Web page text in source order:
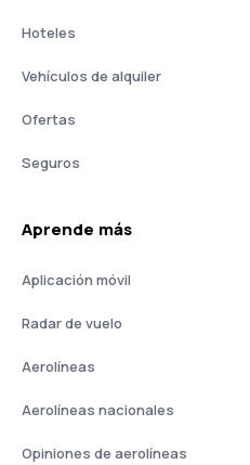
Hoteles
Vehículos de alquiler
Ofertas
Seguros
Aprende más
Aplicación móvil
Radar de vuelo
Aerolíneas
Aerolíneas nacionales
Opiniones de aerolíneas